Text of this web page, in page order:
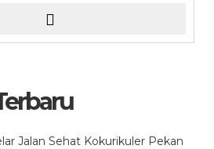
Jalan Sehat Kokurikuler Pekan